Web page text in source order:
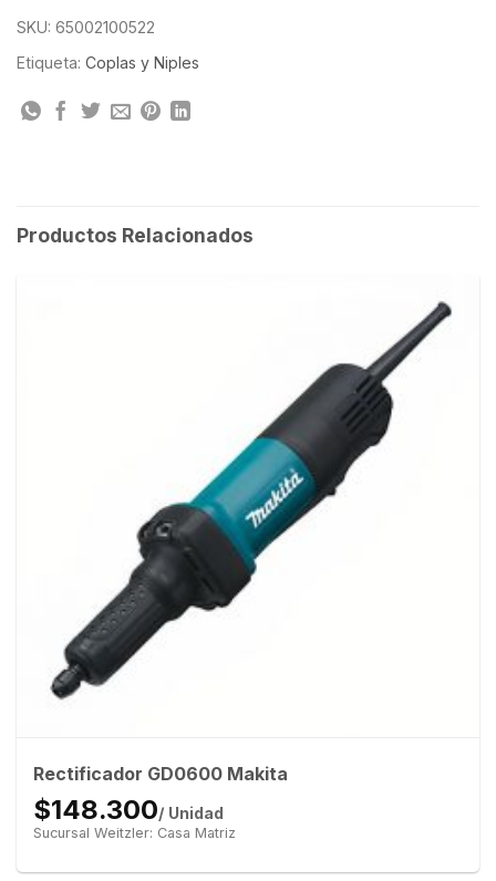
SKU: 65002100522
Etiqueta: Coplas y Niples
Productos Relacionados
Rectificador GD0600 Makita
$148.300/ Unidad
Sucursal Weitzler: Casa Matriz